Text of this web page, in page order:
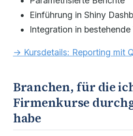
Einführung in Shiny
Integration in
→ Kursdetails: Reporting mit
Branchen, für die
Firmenkurse
habe